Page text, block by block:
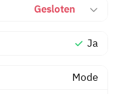
Gesloten
Ja
Mode